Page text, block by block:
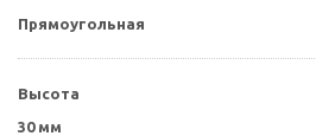
Прямоугольная
Высота
30 мм